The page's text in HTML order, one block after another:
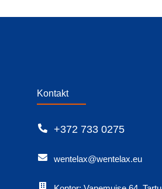
Kontakt
+372 733 0275
wentelax@wentelax.eu